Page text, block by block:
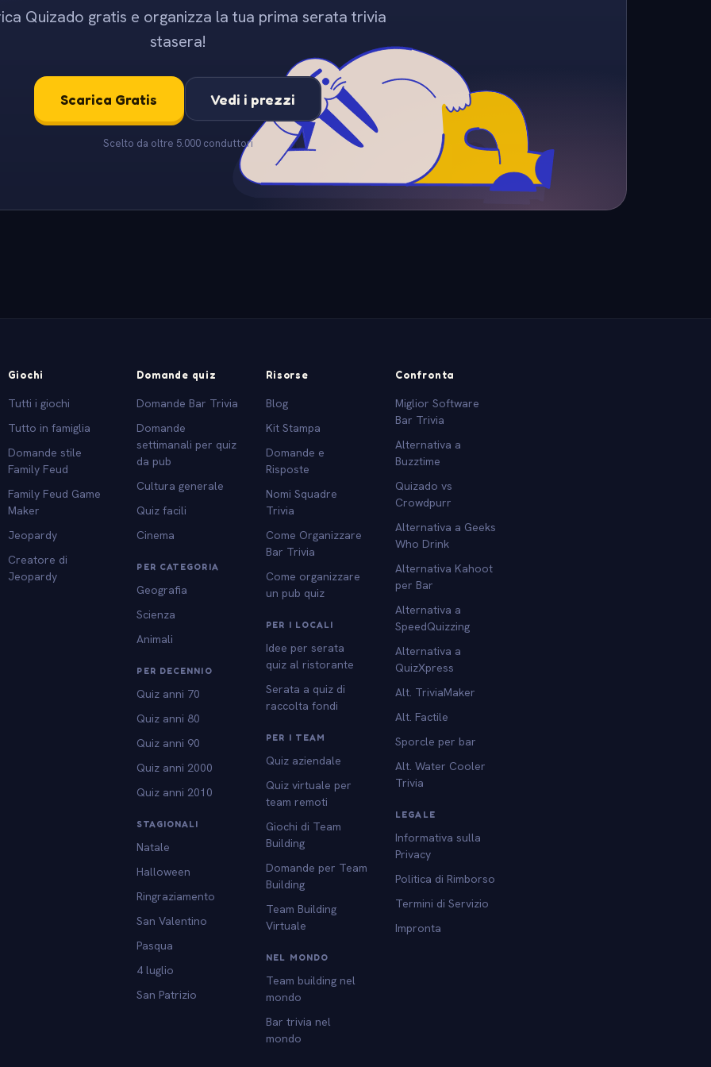
Quizado gratis e organizza la tua prima serata trivia
stasera!
Scarica Gratis Vedi i prezzi
Scelto da oltre 5.000 conduttori
Giochi
Tutti i giochi
Tutto in famiglia
Domande stile
Family Feud
Family Feud Game
Maker
Jeopardy
Creatore di
Jeopardy
Domande quiz
Domande Bar Trivia
Domande
settimanali per quiz
da pub
Cultura generale
Quiz facili
Cinema
PER CATEGORIA
Geografia
Scienza
Animali
PER DECENNIO
Quiz anni 70
Quiz anni 80
Quiz anni 90
Quiz anni 2000
Quiz anni 2010
STAGIONALI
Natale
Halloween
Ringraziamento
San Valentino
Pasqua
4 luglio
San Patrizio
Risorse
Blog
Kit Stampa
Domande e
Risposte
Nomi Squadre
Trivia
Come Organizzare
Bar Trivia
Come organizzare
un pub quiz
PER I LOCALI
Idee per serata
quiz al ristorante
Serata a quiz di
raccolta fondi
PER I TEAM
Quiz aziendale
Quiz virtuale per
team remoti
Giochi di Team
Building
Domande per Team
Building
Team Building
Virtuale
NEL MONDO
Team building nel
mondo
Bar trivia nel
mondo
Confronta
Miglior Software
Bar Trivia
Alternativa a
Buzztime
Quizado vs
Crowdpurr
Alternativa a Geeks
Who Drink
Alternativa Kahoot
per Bar
Alternativa a
SpeedQuizzing
Alternativa a
QuizXpress
Alt. TriviaMaker
Alt. Factile
Sporcle per bar
Alt. Water Cooler
Trivia
LEGALE
Informativa sulla
Privacy
Politica di Rimborso
Termini di Servizio
Impronta